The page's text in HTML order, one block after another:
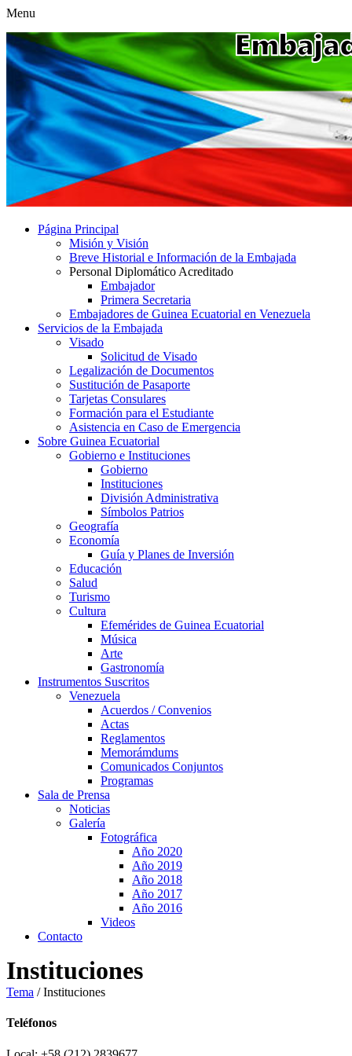
Menu
Página Principal
Misión y Visión
Breve Historial e Información de la Embajada
Personal Diplomático Acreditado
Embajador
Primera Secretaria
Embajadores de Guinea Ecuatorial en Venezuela
Servicios de la Embajada
Visado
Solicitud de Visado
Legalización de Documentos
Sustitución de Pasaporte
Tarjetas Consulares
Formación para el Estudiante
Asistencia en Caso de Emergencia
Sobre Guinea Ecuatorial
Gobierno e Instituciones
Gobierno
Instituciones
División Administrativa
Símbolos Patrios
Geografía
Economía
Guía y Planes de Inversión
Educación
Salud
Turismo
Cultura
Efemérides de Guinea Ecuatorial
Música
Arte
Gastronomía
Instrumentos Suscritos
Venezuela
Acuerdos / Convenios
Actas
Reglamentos
Memorámdums
Comunicados Conjuntos
Programas
Sala de Prensa
Noticias
Galería
Fotográfica
Año 2020
Año 2019
Año 2018
Año 2017
Año 2016
Videos
Contacto
Instituciones
Tema /Instituciones
Teléfonos